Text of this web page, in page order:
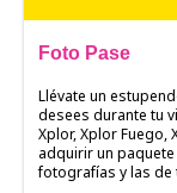
Foto Pase
Llévate un
desees durante tu
Xplor, Xplor Fuego,
adquirir un
fotografías y las de